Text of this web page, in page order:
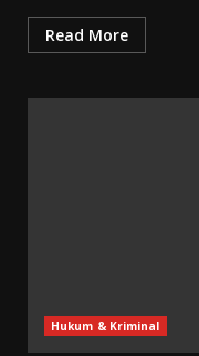
Read More
Hukum & Kriminal